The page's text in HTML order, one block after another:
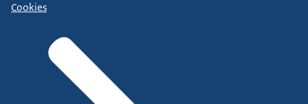
Cookies